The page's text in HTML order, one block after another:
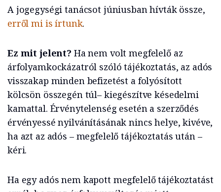
A jogegységi tanácsot júniusban hívták össze,
erről mi is írtunk.
Ez mit jelent? Ha nem volt megfelelő az
árfolyamkockázatról szóló tájékoztatás, az adós
visszakap minden befizetést a folyósított
kölcsön összegén túl– kiegészítve késedelmi
kamattal. Érvénytelenség esetén a szerződés
érvényessé nyilvánításának nincs helye, kivéve,
ha azt az adós – megfelelő tájékoztatás után –
kéri.
Ha egy adós nem kapott megfelelő tájékoztatást